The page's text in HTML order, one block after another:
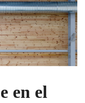
en el